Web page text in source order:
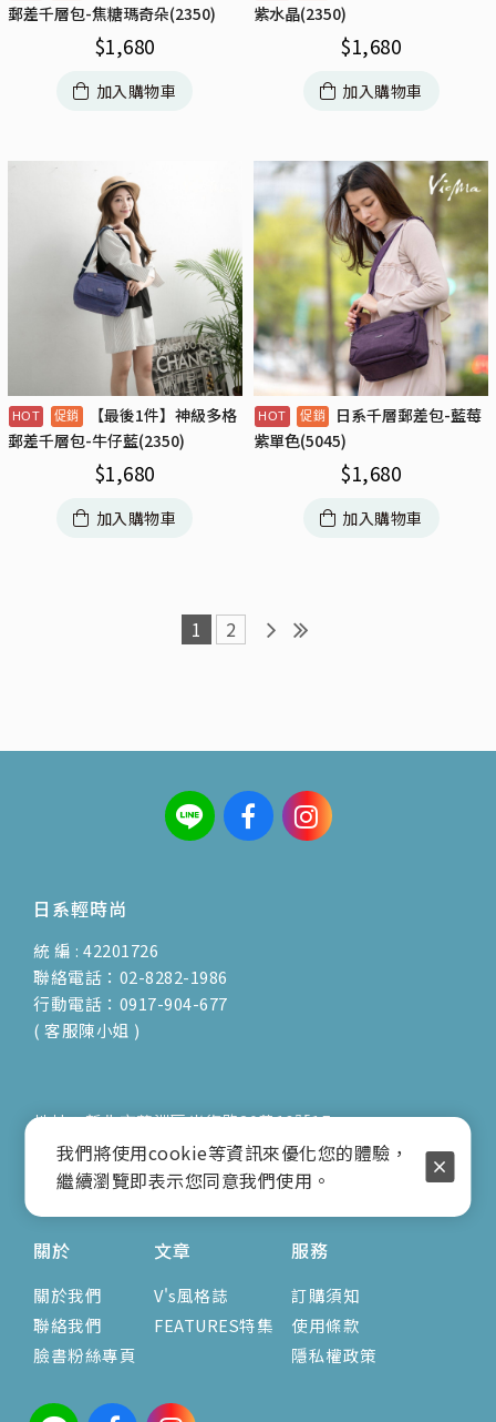
郵差千層包-焦糖瑪奇朵(2350)
$1,680
加入購物車
紫水晶(2350)
$1,680
加入購物車
【最後1件】神級多格
郵差千層包-牛仔藍(2350)
$1,680
加入購物車
日系千層郵差包-藍莓
紫單色(5045)
$1,680
加入購物車
1 2
日系輕時尚
統 編 : 42201726
聯絡電話：02-8282-1986
行動電話：0917-904-677
( 客服陳小姐 )
地址：新北市蘆洲區光復路30巷16號1F
E-mail：vienna.twn@msa.hinet.net
營業時間：9:00am-17:00pm
關於
關於我們
聯絡我們
臉書粉絲專頁
文章
V's風格誌
FEATURES特集
服務
訂購須知
使用條款
隱私權政策
我們將使用cookie等資訊來優化您的體驗，
繼續瀏覽即表示您同意我們使用。